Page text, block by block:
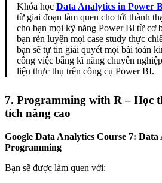
Khóa học Data Analytics in Power
từ giai đoạn làm quen cho tới thành
cho bạn mọi kỹ năng Power Bl từ cơ
bạn rèn luyện mọi case study thực
bạn sẽ tự tin giải quyết mọi bài toán
công việc bằng kĩ năng chuyên
liệu thực thụ trên công cụ Power BI.
7. Programming with R – Học
tích nâng cao
Google Data Analytics Course 7:
Programming
Bạn sẽ được làm quen với: